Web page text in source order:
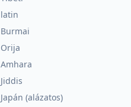
latin
Burmai
Orija
Amhara
Jiddis
Japán (alázatos)